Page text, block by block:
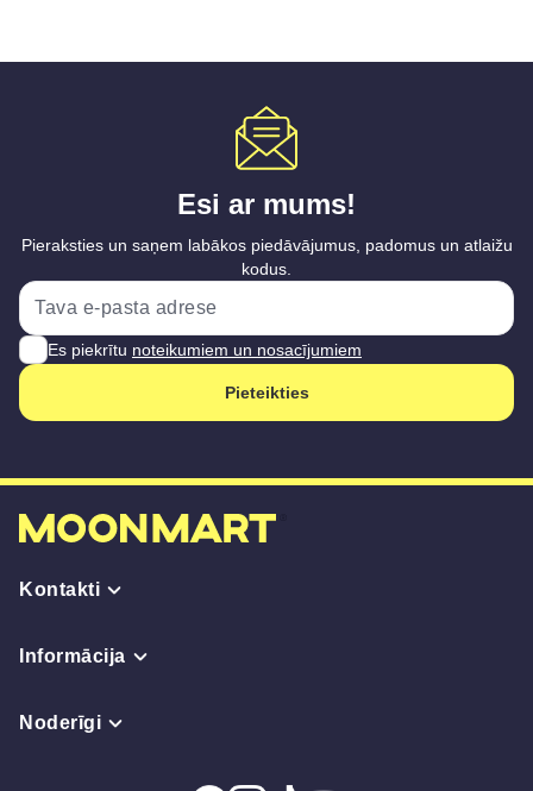
Esi ar mums!
Pieraksties un saņem labākos piedāvājumus, padomus un atlaižu
kodus.
Es piekrītu noteikumiem un nosacījumiem
Pieteikties
Kontakti
Informācija
Noderīgi